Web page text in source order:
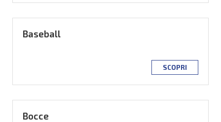
Baseball
SCOPRI
Bocce